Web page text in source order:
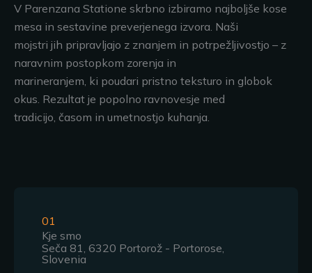
V Parenzana Statione skrbno izbiramo najboljše kose
mesa in sestavine preverjenega izvora. Naši
mojstri jih pripravljajo z znanjem in potrpežljivostjo – z
naravnim postopkom zorenja in
marineranjem, ki poudari pristno teksturo in globok
okus. Rezultat je popolno ravnovesje med
tradicijo, časom in umetnostjo kuhanja.
01
Kje smo
Seča 81, 6320 Portorož - Portorose,
Slovenia